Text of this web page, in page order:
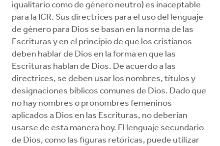
igualitario como de género neutro) es inaceptable
para la ICR. Sus directrices para el uso del lenguaje
de género para Dios se basan en la norma de las
Escrituras y en el principio de que los cristianos
deben hablar de Dios en la forma en que las
Escrituras hablan de Dios. De acuerdo a las
directrices, se deben usar los nombres, títulos y
designaciones bíblicos comunes de Dios. Dado que
no hay nombres o pronombres femeninos
aplicados a Dios en las Escrituras, no deberían
usarse de esta manera hoy. El lenguaje secundario
de Dios, como las figuras retóricas, puede utilizar